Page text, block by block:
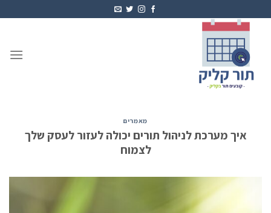
to
content
מאמרים
איך מערכת לניהול תורים יכולה לעזור לעסק שלך
לצמוח